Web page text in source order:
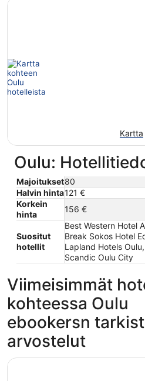
Kartta
Oulu:
Majoitukset80
Halvin hinta121 €
Korkein
hinta
156 €
Suositut
hotellit
Best Western Hotel
Break Sokos Hotel
Lapland Hotels
Scandic Oulu City
Viimeisimmät
kohteessa Oulu
ebookersn
arvostelut
Lapland Hotels Oulu